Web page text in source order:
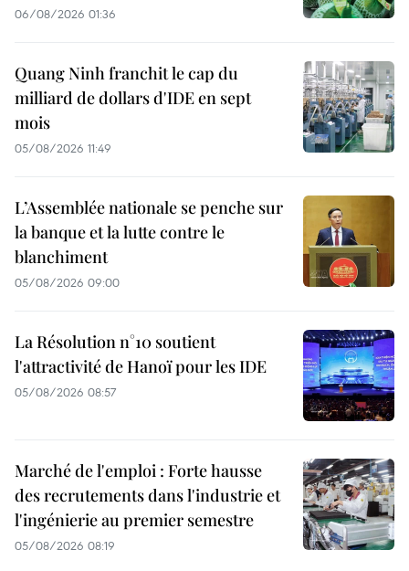
06/08/2026 01:36
Quang Ninh franchit le cap du
milliard de dollars d'IDE en sept
mois
05/08/2026 11:49
L’Assemblée nationale se penche sur
la banque et la lutte contre le
blanchiment
05/08/2026 09:00
La Résolution n°10 soutient
l'attractivité de Hanoï pour les IDE
05/08/2026 08:57
Marché de l'emploi : Forte hausse
des recrutements dans l'industrie et
l'ingénierie au premier semestre
05/08/2026 08:19